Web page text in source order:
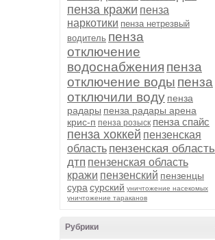
пенза кражи пенза
наркотики пенза нетрезвый
водитель пенза
отключение
водоснабжения пенза
отключение воды пенза
отключили воду пенза
радары пенза радары арена
крис-п пенза розыск пенза спайс
пенза хоккей пензенская
область пензенская область
дтп пензенская область
кражи пензенский пензенцы
сура сурский уничтожение насекомых
уничтожение тараканов
Рубрики